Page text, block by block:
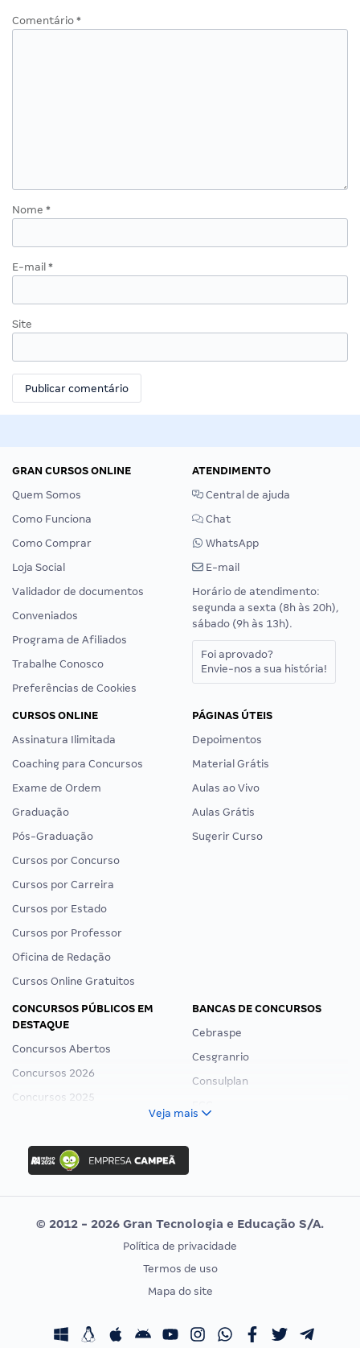
Comentário *
Nome *
E-mail *
Site
GRAN CURSOS ONLINE
Quem Somos
Como Funciona
Como Comprar
Loja Social
Validador de documentos
Conveniados
Programa de Afiliados
Trabalhe Conosco
Preferências de Cookies
ATENDIMENTO
Central de ajuda
Chat
WhatsApp
E-mail
Horário de atendimento:
segunda a sexta (8h às 20h),
sábado (9h às 13h).
Foi aprovado?
Envie-nos a sua história!
CURSOS ONLINE
Assinatura Ilimitada
Coaching para Concursos
Exame de Ordem
Graduação
Pós-Graduação
Cursos por Concurso
Cursos por Carreira
Cursos por Estado
Cursos por Professor
Oficina de Redação
Cursos Online Gratuitos
PÁGINAS ÚTEIS
Depoimentos
Material Grátis
Aulas ao Vivo
Aulas Grátis
Sugerir Curso
CONCURSOS PÚBLICOS EM
DESTAQUE
Concursos Abertos
Concursos 2026
Concursos 2025
Concurso Ibama
Concurso MPU
Editais publicados
BANCAS DE CONCURSOS
Cebraspe
Cesgranrio
Consulplan
Vunesp
CONCURSOS POR PROFISSÃO
Concursos Fiscais
EXAME DE ORDEM
Calendário OAB
Veja mais
© 2012 - 2026 Gran Tecnologia e Educação S/A.
Política de privacidade
Termos de uso
Mapa do site